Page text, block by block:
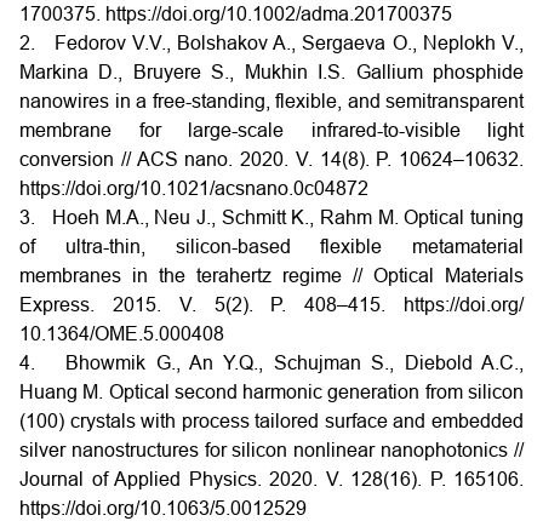
1700375. https://doi.org/10.1002/adma.201700375
2. Fedorov V.V., Bolshakov A., Sergaeva O., Neplokh V.,
Markina D., Bruyere S., Mukhin I.S. Gallium phosphide
nanowires in a free-standing, flexible, and semitransparent
membrane for large-scale infrared-to-visible light
conversion // ACS nano. 2020. V. 14(8). P. 10624–10632.
https://doi.org/10.1021/acsnano.0c04872
3. Hoeh M.A., Neu J., Schmitt K., Rahm M. Optical tuning
of ultra-thin, silicon-based flexible metamaterial
membranes in the terahertz regime // Optical Materials
Express. 2015. V. 5(2). P. 408–415. https://doi.org/
10.1364/OME.5.000408
4. Bhowmik G., An Y.Q., Schujman S., Diebold A.C.,
Huang M. Optical second harmonic generation from silicon
(100) crystals with process tailored surface and embedded
silver nanostructures for silicon nonlinear nanophotonics //
Journal of Applied Physics. 2020. V. 128(16). P. 165106.
https://doi.org/10.1063/5.0012529